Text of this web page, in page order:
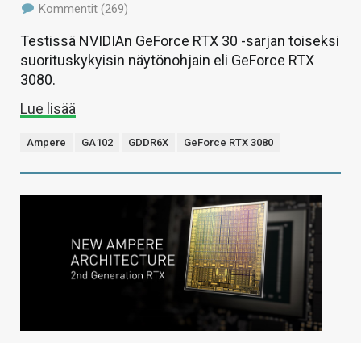
Kommentit (269)
Testissä NVIDIAn GeForce RTX 30 -sarjan toiseksi
suorituskykyisin näytönohjain eli GeForce RTX
3080.
Lue lisää
Ampere GA102 GDDR6X GeForce RTX 3080